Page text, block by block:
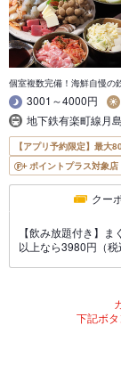
個室複数完備！海鮮自慢の
3001～4000円
地下鉄有楽町線月
【アプリ予約限定】最大
ポイントプラス対象店
クー
【飲み放題付き】
以上なら3980円（税
下記ボ